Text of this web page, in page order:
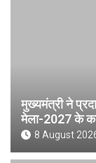
मुख्यमंत्री ने
मेला-2027 के
8 August